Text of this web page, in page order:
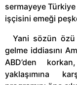
sermayeye Türkiye
işçisini emeği
Yani sözün özü
gelme iddiasını
ABD’den
yaklaşımına